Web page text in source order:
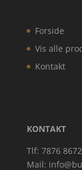
Forside
Vis alle
Kontakt
KONTAKT
Tlf: 7876 8672
Mail: